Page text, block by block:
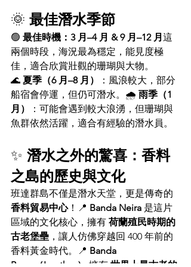
🌞 最佳潛水季節
🟢 最佳時機：3 月–4 月 & 9 月–12 月 這
兩個時段，海況最為穩定，能見度極
佳，適合欣賞壯觀的珊瑚與大物。
🌊 夏季（6 月–8 月）
：風浪較大，部分
船宿會停運，但仍可潛水。🌧 雨季（1
月）
：可能會遇到較大浪湧，但珊瑚與
魚群依然活躍，適合有經驗的潛水員。
✨ 潛水之外的驚喜：香料
之島的歷史與文化
班達群島不僅是潛水天堂，更是傳奇的
香料貿易中心！📍 Banda Neira 是這片
區域的文化核心，擁有 荷蘭殖民時期的
古老堡壘 ，讓人仿佛穿越回 400 年前的
香料黃金時代。📍 Banda